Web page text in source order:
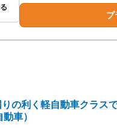
の利く軽自動車クラス
車）